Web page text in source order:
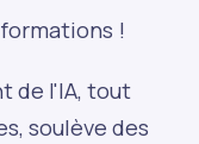
!
de l'IA, tout
soulève des